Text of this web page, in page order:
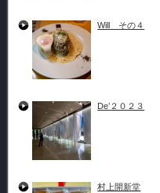
Will その４
De’２０２３
村上開新堂